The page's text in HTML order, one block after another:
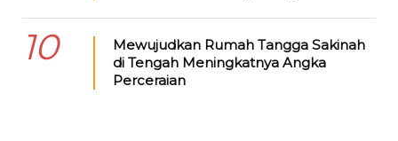
10
Mewujudkan Rumah Tangga Sakinah
di Tengah Meningkatnya Angka
Perceraian